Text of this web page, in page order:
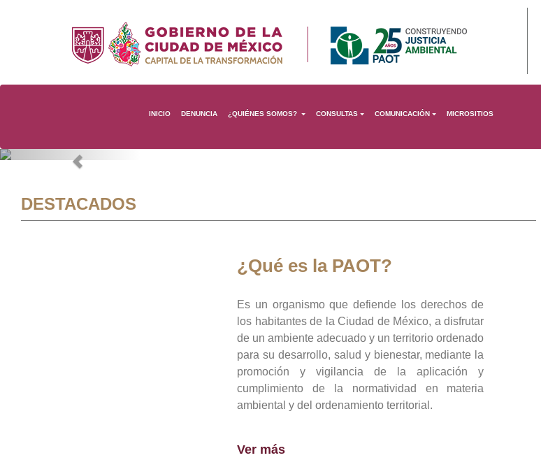
INICIO DENUNCIA ¿QUIÉNES SOMOS? CONSULTAS COMUNICACIÓN MICROSITIOS
Previous
DESTACADOS
¿Qué es la PAOT?
Es un organismo que defiende los derechos de
los habitantes de la Ciudad de México, a disfrutar
de un ambiente adecuado y un territorio ordenado
para su desarrollo, salud y bienestar, mediante la
promoción y vigilancia de la aplicación y
cumplimiento de la normatividad en materia
ambiental y del ordenamiento territorial.
Ver más